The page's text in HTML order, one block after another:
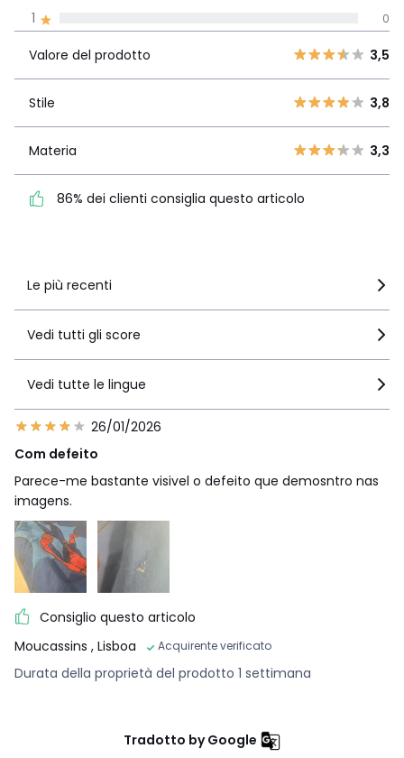
1 0
2
3 1
4
5 3,5
questo articolo
1 0
Valore del prodotto 3,5
Stile 3,8
Materia 3,3
86% dei clienti consiglia questo articolo
Le più recenti
Vedi tutti gli score
Vedi tutte le lingue
26/01/2026
Com defeito
Parece-me bastante visivel o defeito que demosntro nas
imagens.
Consiglio questo articolo
Moucassins , Lisboa Acquirente verificato
Durata della proprietà del prodotto 1 settimana
Tradotto by Google